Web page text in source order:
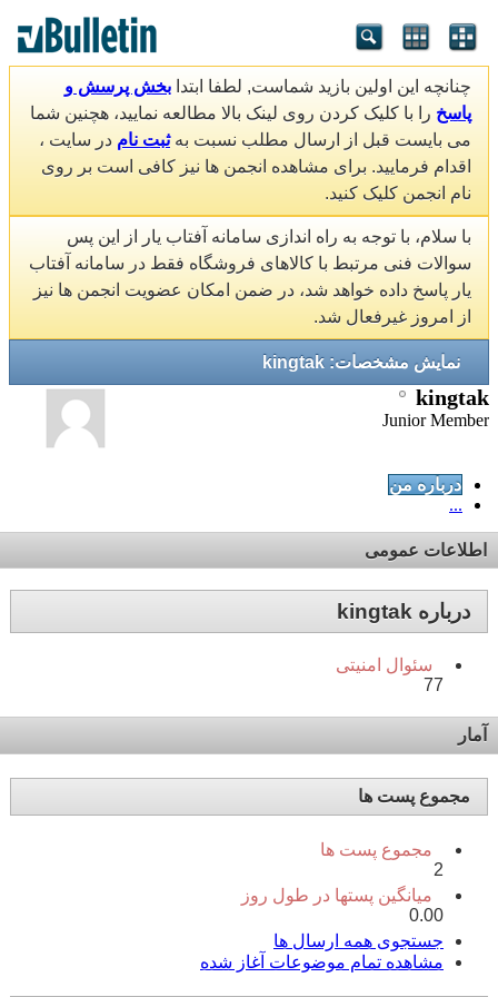
چنانچه این اولین بازید شماست, لطفا ابتدا بخش پرسش و
پاسخ را با کلیک کردن روی لینک بالا مطالعه نمایید، هچنین شما
می بایست قبل از ارسال مطلب نسبت بهثبت نام در سایت ،
اقدام فرمایید. برای مشاهده انجمن ها نیز کافی است بر روی
نام انجمن کلیک کنید.
با سلام، با توجه به راه اندازی سامانه آفتاب یار از این پس
سوالات فنی مرتبط با کالاهای فروشگاه فقط در سامانه آفتاب
یار پاسخ داده خواهد شد، در ضمن امکان عضویت انجمن ها نیز
از امروز غیرفعال شد.
نمایش مشخصات: kingtak
kingtak
Junior Member
درباره من
...
اطلاعات عمومی
درباره kingtak
سئوال امنیتی
77
آمار
مجموع پست ها
مجموع پست ها
2
میانگین پستها در طول روز
0.00
جستجوی همه ارسال ها
مشاهده تمام موضوعات آغاز شده